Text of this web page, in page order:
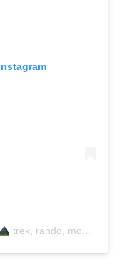
trek, rando, montagne (@marcherverslebonheur)